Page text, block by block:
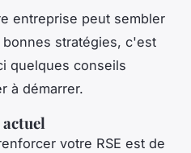
entreprise peut sembler
stratégies, c'est
quelques conseils
à démarrer.
votre RSE est de